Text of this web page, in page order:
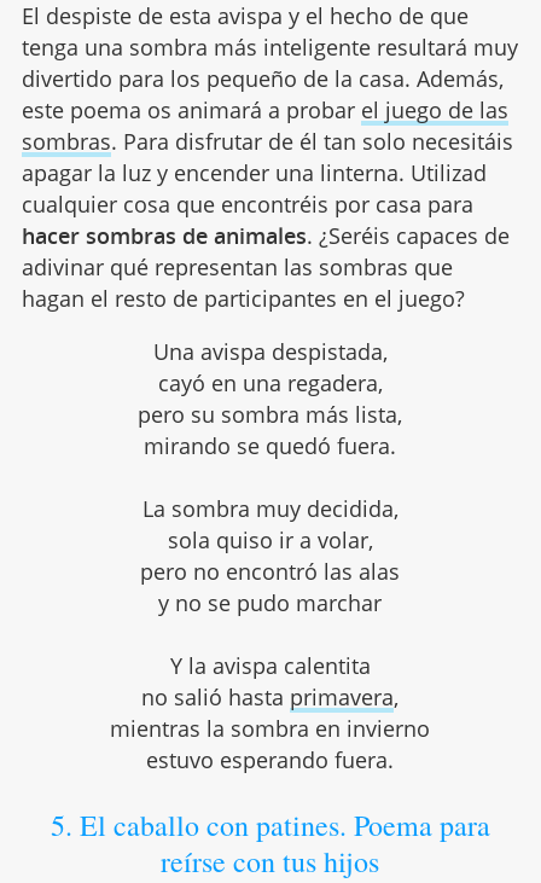
El despiste de esta avispa y el hecho de que
tenga una sombra más inteligente resultará muy
divertido para los pequeño de la casa. Además,
este poema os animará a probar el juego de las
sombras. Para disfrutar de él tan solo necesitáis
apagar la luz y encender una linterna. Utilizad
cualquier cosa que encontréis por casa para
hacer sombras de animales. ¿Seréis capaces de
adivinar qué representan las sombras que
hagan el resto de participantes en el juego?
Una avispa despistada,
cayó en una regadera,
pero su sombra más lista,
mirando se quedó fuera.
La sombra muy decidida,
sola quiso ir a volar,
pero no encontró las alas
y no se pudo marchar
Y la avispa calentita
no salió hasta primavera,
mientras la sombra en invierno
estuvo esperando fuera.
5. El caballo con patines. Poema para
reírse con tus hijos